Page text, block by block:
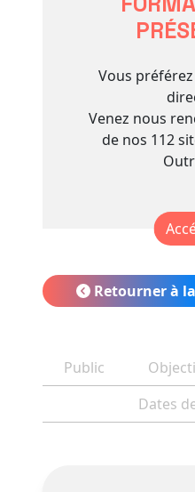
Vous
Venez nous
de nos 112
Retourner à
Public
Dates